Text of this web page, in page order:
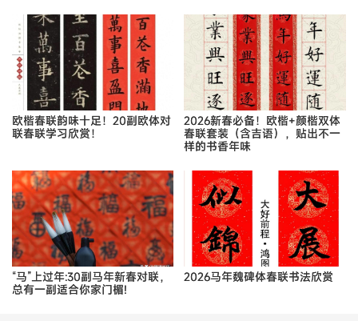
欧楷春联韵味十足！20副欧体对
联春联学习欣赏！
2026新春必备！欧楷+颜楷双体
春联套装（含吉语），贴出不一
样的书香年味
“马”上过年:30副马年新春对联，
总有一副适合你家门楣!
2026马年魏碑体春联书法欣赏